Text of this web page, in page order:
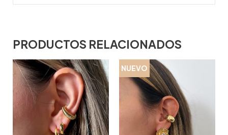
PRODUCTOS RELACIONADOS
NUEVO